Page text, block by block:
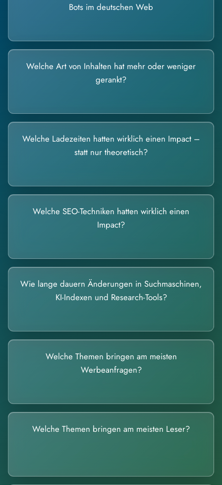
Bots im deutschen Web
Welche Art von Inhalten hat mehr oder weniger
gerankt?
Welche Ladezeiten hatten wirklich einen Impact –
statt nur theoretisch?
Welche SEO-Techniken hatten wirklich einen
Impact?
Wie lange dauern Änderungen in Suchmaschinen,
KI-Indexen und Research-Tools?
Welche Themen bringen am meisten
Werbeanfragen?
Welche Themen bringen am meisten Leser?